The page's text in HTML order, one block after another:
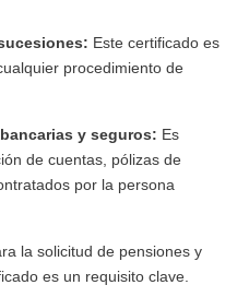
Este certificado es
procedimiento de
y seguros: Es
de cuentas, pólizas de
por la persona
la solicitud de pensiones y
es un requisito clave.